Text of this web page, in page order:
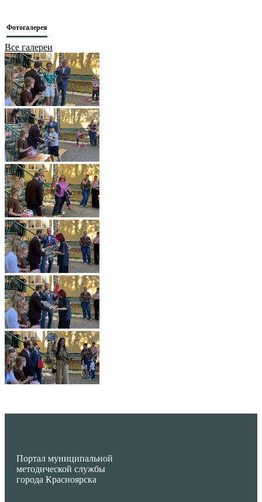
Фотогалерея
Все галереи
Портал муниципальной
методической службы
города Красноярска